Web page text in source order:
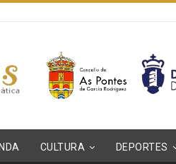
CULTURA DEPORTES